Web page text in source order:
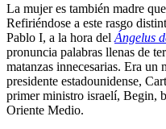
La mujer es también madre
Refiriéndose a este rasgo
Pablo I, a la hora del Ángelus
pronuncia palabras llenas de
matanzas innecesarias. Era un
presidente estadounidense,
primer ministro israelí, Begin,
Oriente Medio.